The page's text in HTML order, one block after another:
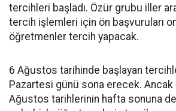
tercihleri başladı. Özür grubu iller
tercih işlemleri için ön başvuruları
öğretmenler tercih yapacak.
6 Ağustos tarihinde başlayan
Pazartesi günü sona erecek.
Ağustos tarihlerinin hafta sonuna